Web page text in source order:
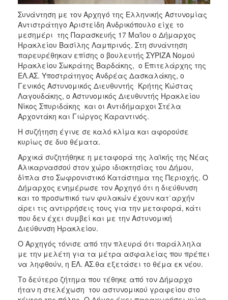
ΗΡΑΚΛΕΙΟ
Συνάντηση με τον Αρχηγό της Ελληνικής Αστυνομίας
Αντιστράτηγο Αριστείδη Ανδρικόπουλο είχε το
μεσημέρι της Παρασκευής 17 Μαΐου ο Δήμαρχος
Ηρακλείου Βασίλης Λαμπρινός. Στη συνάντηση
παρευρέθηκαν επίσης ο βουλευτής ΣΥΡΙΖΑ Νομού
Ηρακλείου Σωκράτης Βαρδάκης, ο Επιτελάρχης της
ΕΛ.ΑΣ. Υποστράτηγος Ανδρέας Δασκαλάκης, ο
Γενικός Αστυνομικός Διευθυντής Κρήτης Κώστας
Λαγουδάκης, ο Αστυνομικός Διευθυντής Ηρακλείου
Νίκος Σπυριδάκης και οι Αντιδήμαρχοι Στέλα
Αρχοντάκη και Γιώργος Καραντινός.
Η συζήτηση έγινε σε καλό κλίμα και αφορούσε
κυρίως σε δυο θέματα.
Αρχικά συζητήθηκε η μεταφορά της λαϊκής της Νέας
Αλικαρνασσού στον χώρο ιδιοκτησίας του Δήμου,
δίπλα στο Σωφρονιστικό Κατάστημα της Περιοχής. Ο
Δήμαρχος ενημέρωσε τον Αρχηγό ότι η διεύθυνση
και το προσωπικό των φυλακών έχουν κατ΄αρχήν
άρει τις αντιρρήσεις τους για την μεταφορά, κάτι
που δεν έχει συμβεί και με την Αστυνομική
Διεύθυνση Ηρακλείου.
Ο Αρχηγός τόνισε από την πλευρά ότι παράλληλα
με την μελέτη για τα μέτρα ασφαλείας που πρέπει
να ληφθούν, η ΕΛ. ΑΣ.θα εξετάσει το θέμα εκ νέου.
Το δεύτερο ζήτημα που τέθηκε από τον Δήμαρχο
ήταν η στελέχωση του αστυνομικού γραφείου στο